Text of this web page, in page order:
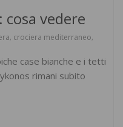
cosa vedere
, crociera mediterraneo,
case bianche e i tetti
rimani subito